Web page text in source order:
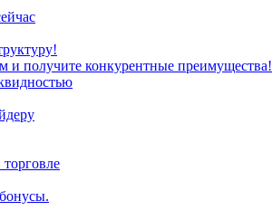
и получите конкурентные преимущества!